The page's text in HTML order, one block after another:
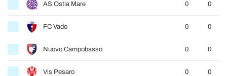
AS Ostia Mare 0 0
FC Vado 0 0
Nuovo Campobasso 0 0
Vis Pesaro 0 0